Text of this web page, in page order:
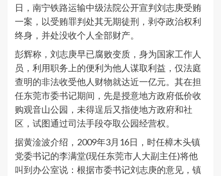
日，南宁铁路运输中级法院公开宣判刘志庚受贿
一案，以受贿罪判处其无期徒刑，剥夺政治权利
终身，并处没收个人全部财产。
彭辉称，刘志庚早已腐败变质，身为国家工作人
员，利用职务上的便利为他人谋取利益，仅法庭
查明的非法收受他人财物就达近一亿元。其在担
任东莞市委书记期间，先是授意地方政府低价收
购观音山公园，未得逞后又指使地方政府和社
区，试图通过司法手段夺取公园经营权。
据黄淦波介绍，2009年3月16日，时任樟木头镇
党委书记的李满堂(现任东莞市人大副主任)将他
叫到办公室说：根据市委书记刘志庚的意见，镇